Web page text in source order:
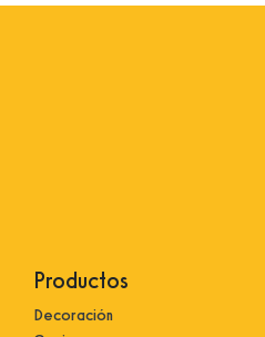
Productos
Decoración